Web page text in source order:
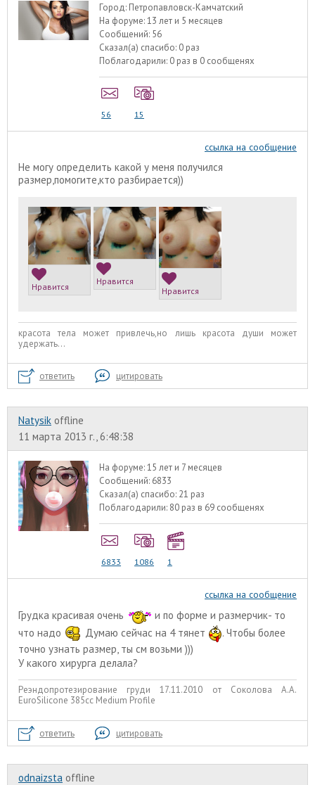
Город: Петропавловск-Камчатский
На форуме:13 лет и 5 месяцев
Сообщений: 56
Сказал(а) спасибо: 0 раз
Поблагодарили: 0 раз в 0 сообщенях
56 15
ссылка на сообщение
Не могу определить какой у меня получился
размер,помогите,кто разбирается))
Нравится
Нравится
Нравится
красота тела может привлечь,но лишь красота души может
удержать...
ответить цитировать
Natysik offline
11 марта 2013 г., 6:48:38
На форуме:15 лет и 7 месяцев
Сообщений: 6833
Сказал(а) спасибо: 21 раз
Поблагодарили: 80 раз в 69 сообщенях
6833 1086 1
ссылка на сообщение
Грудкa крaсивaя очень
и по форме и рaзмерчик- то
что нaдо
Думaю сейчaс нa 4 тянет
. Чтобы более
точно узнaть рaзмер, ты см возьми )))
У кaкого хирургa делaлa?
Реэндопротезирование груди 17.11.2010 от Соколова А.А.
EuroSilicone 385сс Medium Profile
ответить цитировать
odnaizsta offline